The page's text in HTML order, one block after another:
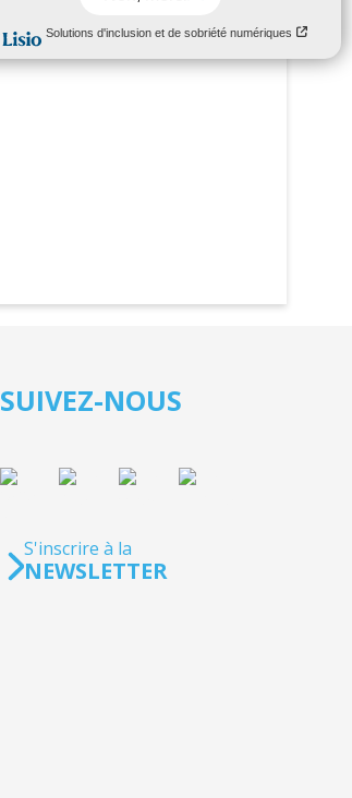
SUIVEZ-NOUS
S'inscrire à la
NEWSLETTER